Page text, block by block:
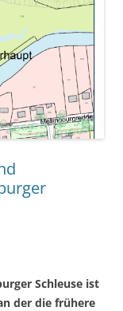
Schleuse ist
der die frühere